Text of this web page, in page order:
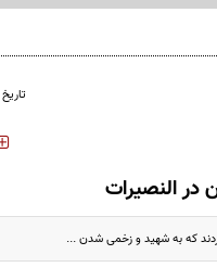
در النصیرات
که به شهید و زخمی شدن ...